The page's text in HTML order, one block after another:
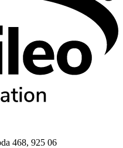
468, 925 06